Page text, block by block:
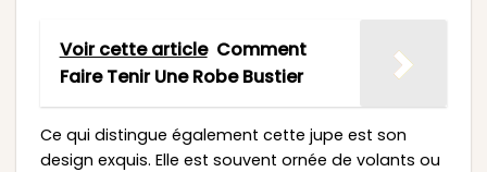
Voir cette article Comment
Faire Tenir Une Robe Bustier
Ce qui distingue également cette jupe est son
design exquis. Elle est souvent ornée de volants ou